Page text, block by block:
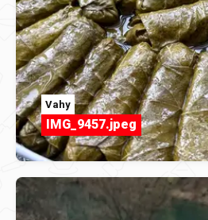
Vahy
IMG_9457.jpeg